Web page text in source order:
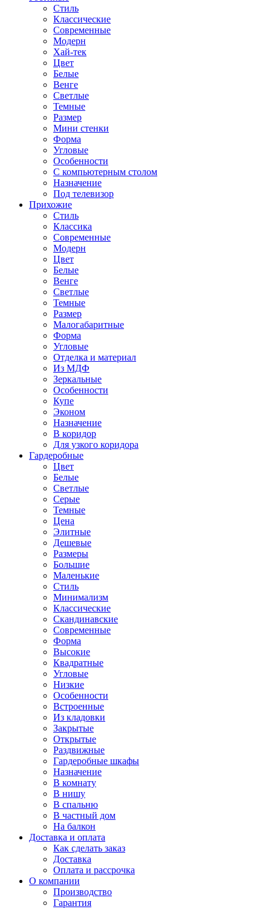
Стиль
Классические
Современные
Модерн
Хай-тек
Цвет
Белые
Венге
Светлые
Темные
Размер
Мини стенки
Форма
Угловые
Особенности
С компьютерным столом
Назначение
Под телевизор
Прихожие
Стиль
Классика
Современные
Модерн
Цвет
Белые
Венге
Светлые
Темные
Размер
Малогабаритные
Форма
Угловые
Отделка и материал
Из МДФ
Зеркальные
Особенности
Купе
Эконом
Назначение
В коридор
Для узкого коридора
Гардеробные
Цвет
Белые
Светлые
Серые
Темные
Цена
Элитные
Дешевые
Размеры
Большие
Маленькие
Стиль
Минимализм
Классические
Скандинавские
Современные
Форма
Высокие
Квадратные
Угловые
Низкие
Особенности
Встроенные
Из кладовки
Закрытые
Открытые
Раздвижные
Гардеробные шкафы
Назначение
В комнату
В нишу
В спальню
В частный дом
На балкон
Доставка и оплата
Как сделать заказ
Доставка
Оплата и рассрочка
О компании
Производство
Гарантия